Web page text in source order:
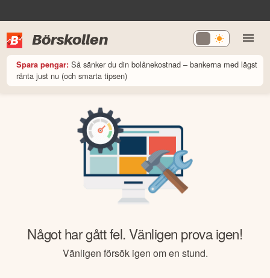
Börskollen
Spara pengar: Så sänker du din bolånekostnad – bankerna med lägst
ränta just nu (och smarta tipsen)
Något har gått fel. Vänligen prova igen!
Vänligen försök igen om en stund.